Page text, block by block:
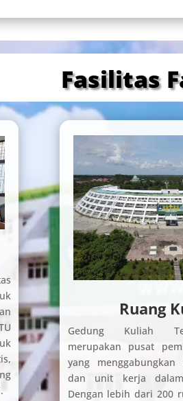
Fasilitas
Ruang
Gedung Kuliah
merupakan pusat
yang
dan unit kerja
Dengan lebih dari 200